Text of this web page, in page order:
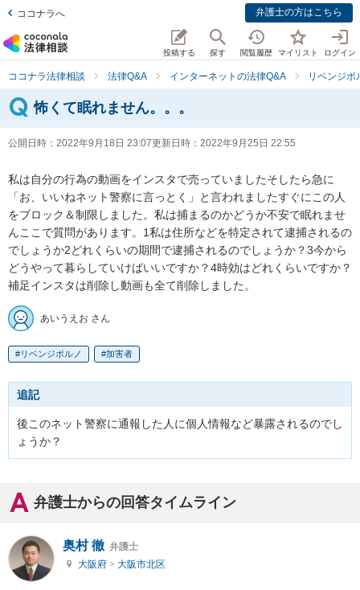
ココナラへ 弁護士の方はこちら
投稿する 探す 閲覧履歴 マイリスト ログイン
ココナラ法律相談 法律Q&A インターネットの法律Q&A リベンジポ
怖くて眠れません。。。
公開日時： 2022年9月18日 23:07更新日時： 2022年9月25日 22:55
私は自分の行為の動画をインスタで売っていましたそしたら急に
「お、いいねネット警察に言っとく」と言われましたすぐにこの人
をブロック＆制限しました。私は捕まるのかどうか不安で眠れませ
んここで質問があります。1私は住所などを特定されて逮捕されるの
でしょうか2どれくらいの期間で逮捕されるのでしょうか？3今から
どうやって暮らしていけばいいですか？4時効はどれくらいですか？
補足インスタは削除し動画も全て削除しました。
あいうえお さん
リベンジポルノ 加害者
追記
後このネット警察に通報した人に個人情報など暴露されるのでし
ょうか？
弁護士からの回答タイムライン
奥村 徹 弁護士
大阪府 > 大阪市北区